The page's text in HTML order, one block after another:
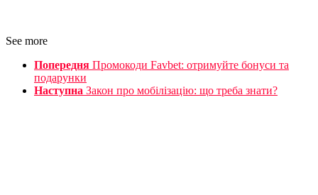
See more
Попередня Промокоди Favbet: отримуйте бонуси та
подарунки
Наступна Закон про мобілізацію: що треба знати?